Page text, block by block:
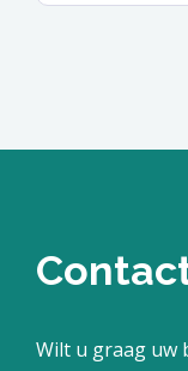
Wilt u graag uw